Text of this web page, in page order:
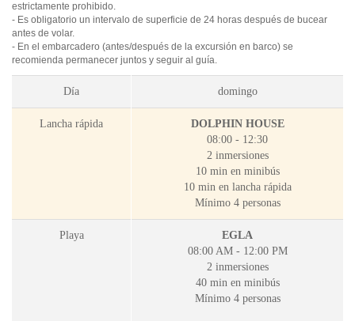
estrictamente prohibido.
- Es obligatorio un intervalo de superficie de 24 horas después de bucear
antes de volar.
- En el embarcadero (antes/después de la excursión en barco) se
recomienda permanecer juntos y seguir al guía.
Día domingo
Lancha rápida
DOLPHIN HOUSE
08:00 - 12:30
2 inmersiones
10 min en minibús
10 min en lancha rápida
Mínimo 4 personas
Playa
EGLA
08:00 AM - 12:00 PM
2 inmersiones
40 min en minibús
Mínimo 4 personas